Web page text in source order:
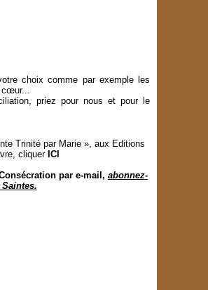
choix comme par exemple les
cœur...
priez pour nous et pour le
Trinité par Marie », aux Editions
cliquer ICI
par e-mail, abonnez-